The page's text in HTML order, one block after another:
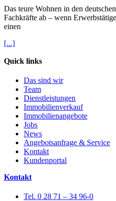
Das teure Wohnen in den
Fachkräfte ab – wenn
einen
[...]
Quick links
Das sind wir
Team
Dienstleistungen
Immobilienverkauf
Immobilienangebote
Jobs
News
Angebotsanfrage & Service
Kontakt
Kundenportal
Kontakt
Tel. 0 28 71 – 34 96-0